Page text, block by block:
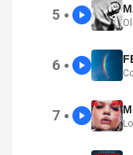
5 ●
6 ●
7 ●